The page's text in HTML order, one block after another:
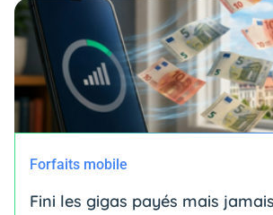
Forfaits mobile
Fini les gigas payés mais